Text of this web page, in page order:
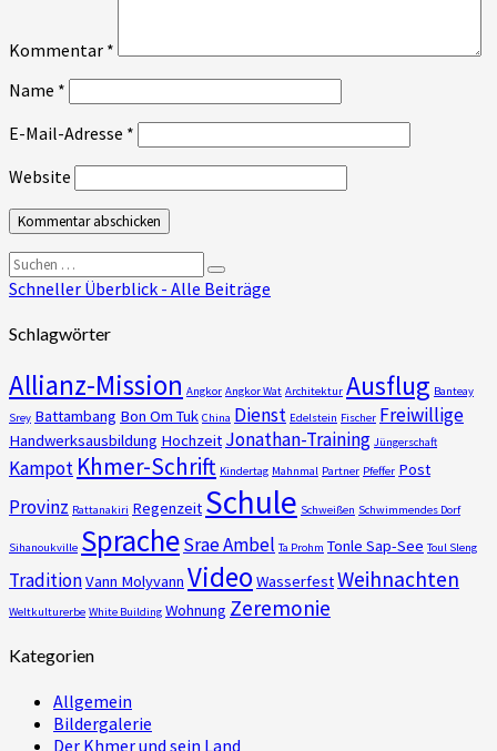
Kommentar *
Name *
E-Mail-Adresse *
Website
Suchen
nach:
Suchen
Schneller Überblick - Alle Beiträge
Schlagwörter
Allianz-Mission Angkor Angkor Wat Architektur Ausflug Banteay
Srey Battambang Bon Om Tuk China Dienst Edelstein Fischer Freiwillige
Handwerksausbildung Hochzeit Jonathan-Training Jüngerschaft
Kampot Khmer-Schrift Kindertag Mahnmal Partner Pfeffer Post
Provinz Rattanakiri Regenzeit Schule Schweißen Schwimmendes Dorf
Sihanoukville SpracheSrae Ambel Ta Prohm Tonle Sap-See Toul Sleng
TraditionVann Molyvann VideoWasserfestWeihnachten
Weltkulturerbe White Building Wohnung Zeremonie
Kategorien
Allgemein
Bildergalerie
Der Khmer und sein Land